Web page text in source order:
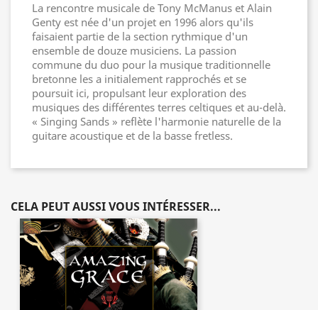
La rencontre musicale de Tony McManus et Alain
Genty est née d'un projet en 1996 alors qu'ils
faisaient partie de la section rythmique d'un
ensemble de douze musiciens. La passion
commune du duo pour la musique traditionnelle
bretonne les a initialement rapprochés et se
poursuit ici, propulsant leur exploration des
musiques des différentes terres celtiques et au-delà.
« Singing Sands » reflète l'harmonie naturelle de la
guitare acoustique et de la basse fretless.
CELA PEUT AUSSI VOUS INTÉRESSER...